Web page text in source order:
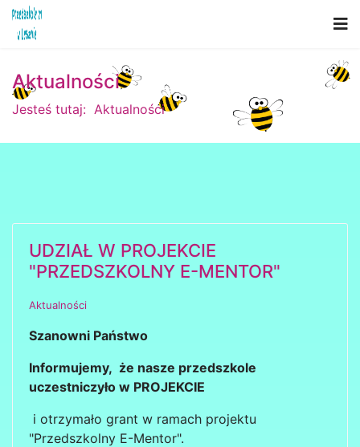
Aktualności
Jesteś tutaj: Aktualności
UDZIAŁ W PROJEKCIE
"PRZEDSZKOLNY E-MENTOR"
Aktualności
Szanowni Państwo
Informujemy, że nasze przedszkole
uczestniczyło w PROJEKCIE
i otrzymało grant w ramach projektu
"Przedszkolny E-Mentor".